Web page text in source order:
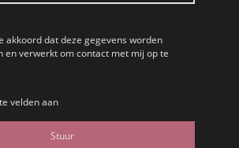
akkoord dat deze gegevens worden
en verwerkt om contact met mij op te
velden aan
Stuur